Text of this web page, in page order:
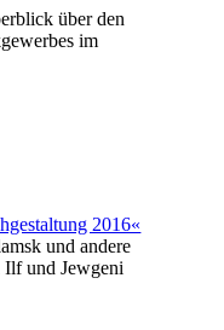
über den
im
2016«
und andere
und Jewgeni